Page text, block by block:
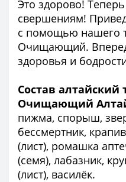
Это здорово!
свершениям!
с помощью нашего
Очищающий.
здоровья и
Состав алтайский
Очищающий
пижма, спорыш,
бессмертник,
(лист), ромашка
(семя), лабазник,
(лист), василёк.